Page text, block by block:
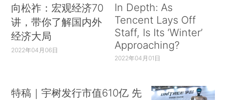
向松祚：宏观经济70
讲，带你了解国内外
经济大局
2022年04月06日
In Depth: As
Tencent Lays Off
Staff, Is Its ‘Winter’
Approaching?
2022年04月01日
特稿｜宇树发行市值610亿 先